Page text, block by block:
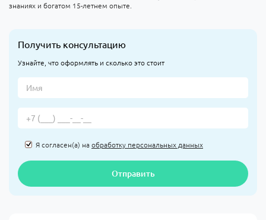
знаниях и богатом 15-летнем опыте.
Получить консультацию
Узнайте, что оформлять и сколько это стоит
Я согласен(а) наобработку персональных данных
Отправить